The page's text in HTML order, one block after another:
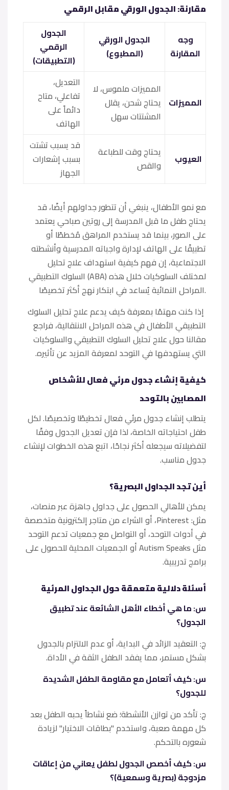
مقارنة: الجدول الورقي مقابل الرقمي
وجه
المقارنة
الجدول الورقي
(المطبوع)
الجدول
الرقمي
(التطبيقات)
المميزات
المميزات ملموس، لا
يحتاج شحن، يقلل
المشتتات سهل
التعديل،
تفاعلي، متاح
دائماً على
الهاتف
العيوب
يحتاج وقت للطباعة
والقص
قد يسبب تشتت
بسبب إشعارات
الجهاز
مع نمو الأطفال، ينبغي أن تتطور جداولهم أيضًا، قد
يحتاج طفل ما قبل المدرسة إلى روتين صباحي يعتمد
على الصور، بينما قد يستخدم المراهق مُخططًا أو
تطبيقًا على الهاتف لإدارة واجباته المدرسية وأنشطته
الاجتماعية، إن فهم كيفية استهداف علاج تحليل
السلوك التطبيقي (ABA) لمختلف السلوكيات خلال هذه
المراحل النمائية يُساعد في ابتكار نهج أكثر تخصيصًا.
إذا كنت مهتمًا بمعرفة كيف يدعم علاج تحليل السلوك
التطبيقي الأطفال في هذه المراحل الانتقالية، فراجع
مقالنا حول علاج تحليل السلوك التطبيقي والسلوكيات
التي يستهدفها في التوحد لمعرفة المزيد عن تأثيره.
كيفية إنشاء جدول مرئي فعال للأشخاص
المصابين بالتوحد
يتطلب إنشاء جدول مرئي فعال تخطيطًا وتخصيصًا. لكل
طفل احتياجاته الخاصة، لذا فإن تعديل الجدول وفقًا
لتفضيلاته سيجعله أكثر نجاحًا، اتبع هذه الخطوات لإنشاء
جدول مناسب.
أين تجد الجداول البصرية؟
يمكن للأهالي الحصول على جداول جاهزة عبر منصات،
مثل: Pinterest، أو الشراء من متاجر إلكترونية متخصصة
في أدوات التوحد، أو التواصل مع جمعيات تدعم التوحد
مثل Autism Speaks أو الجمعيات المحلية للحصول على
برامج تدريبية.
أسئلة دلالية متعمقة حول الجداول المرئية
​س: ما هي أخطاء الأهل الشائعة عند تطبيق
الجدول؟
ج: التعقيد الزائد في البداية، أو عدم الالتزام بالجدول
بشكل مستمر، مما يفقد الطفل الثقة في الأداة.
​س: كيف أتعامل مع مقاومة الطفل الشديدة
للجدول؟
ج: تأكد من توازن الأنشطة؛ ضع نشاطاً يحبه الطفل بعد
كل مهمة صعبة، واستخدم "بطاقات الاختيار" لزيادة
شعوره بالتحكم.
​س: كيف أخصص الجدول لطفل يعاني من إعاقات
مزدوجة (بصرية وسمعية)؟